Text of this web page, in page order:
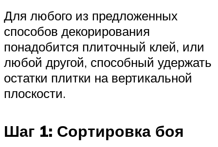
Для любого из предложенных
способов декорирования
понадобится плиточный клей, или
любой другой, способный удержать
остатки плитки на вертикальной
плоскости.
Шаг 1: Сортировка боя